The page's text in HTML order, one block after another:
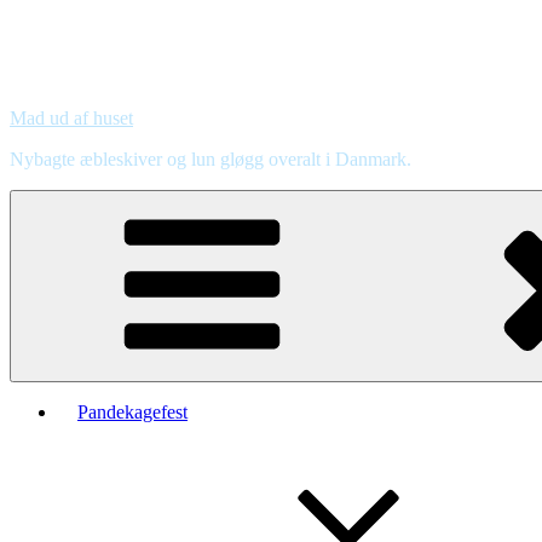
Mad ud af huset
Nybagte æbleskiver og lun gløgg overalt i Danmark.
Pandekagefest